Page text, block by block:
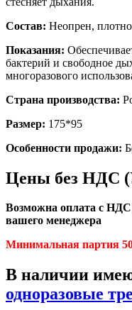
Состав: Неопрен,
Показания:
бактерий и свободное
многоразового
Страна производства:
Размер: 175*95
Особенности продажи:
Цены без НДС
Возможна оплата с
вашего менеджера
Минимальная партия
В наличии
одноразовые